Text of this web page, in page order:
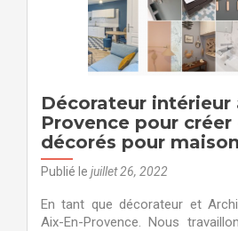
Décorateur intérieur
Provence pour créer
décorés pour maison
Publié le juillet 26, 2022
En tant que décorateur et
Aix-En-Provence. Nous